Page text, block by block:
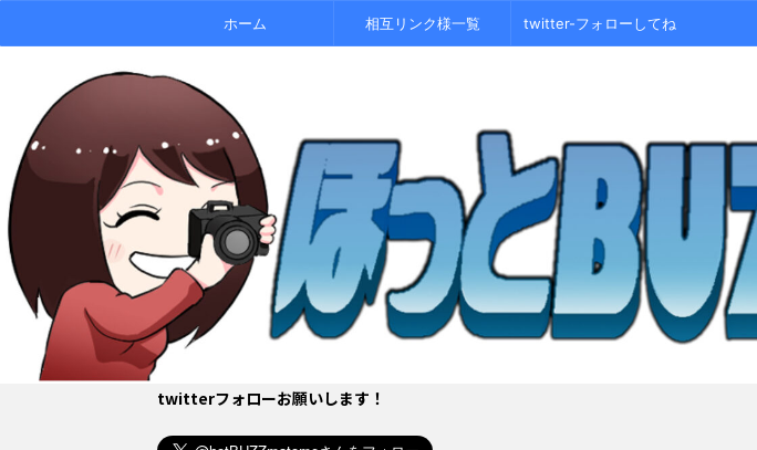
ホーム 相互リンク様一覧 twitter-フォローしてね
twitterフォローお願いします！